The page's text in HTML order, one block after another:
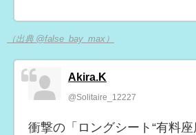
（出典 @false_bay_max）
Akira.K
@Solitaire_12227
衝撃の「ロングシート“有料座